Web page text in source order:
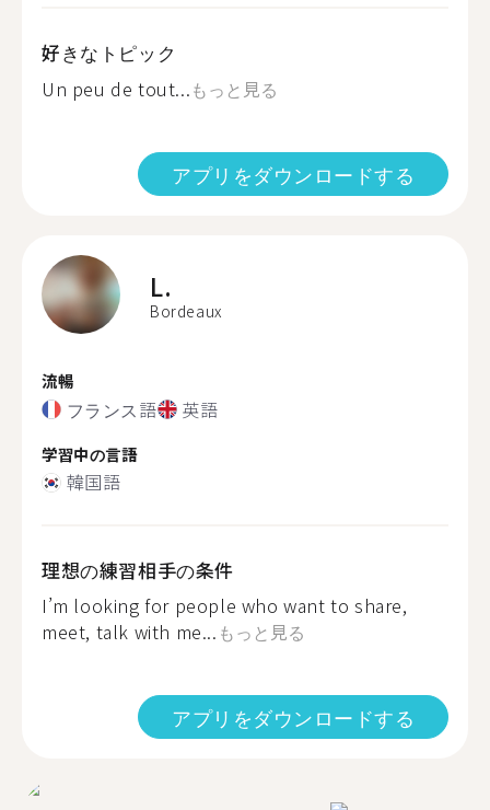
好きなトピック
Un peu de tout...もっと見る
アプリをダウンロードする
L.
Bordeaux
流暢
フランス語 英語
学習中の言語
韓国語
理想の練習相手の条件
I’m looking for people who want to share,
meet, talk with me... もっと見る
アプリをダウンロードする